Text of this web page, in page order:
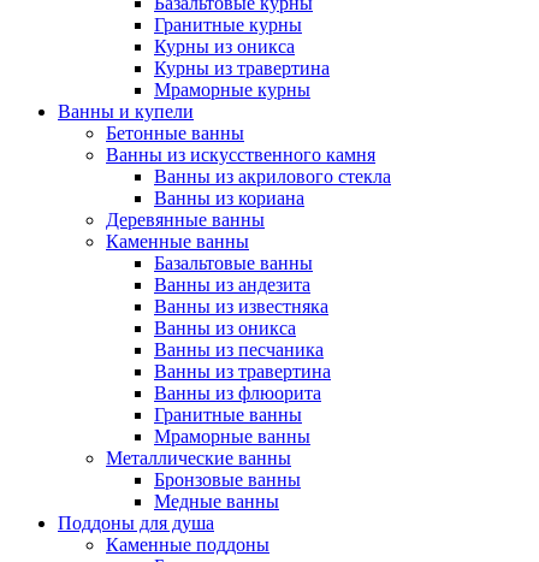
Гранитные курны
Курны из оникса
Курны из травертина
Мраморные курны
Ванны и купели
Бетонные ванны
Ванны из искусственного камня
Ванны из акрилового стекла
Ванны из кориана
Деревянные ванны
Каменные ванны
Базальтовые ванны
Ванны из андезита
Ванны из известняка
Ванны из оникса
Ванны из песчаника
Ванны из травертина
Ванны из флюорита
Гранитные ванны
Мраморные ванны
Металлические ванны
Бронзовые ванны
Медные ванны
Поддоны для душа
Каменные поддоны